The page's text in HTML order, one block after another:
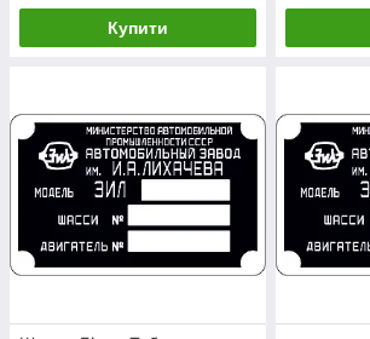
ОСОБЛИВОСТІ ТА ПЕРЕВАГИ
1.
Купити